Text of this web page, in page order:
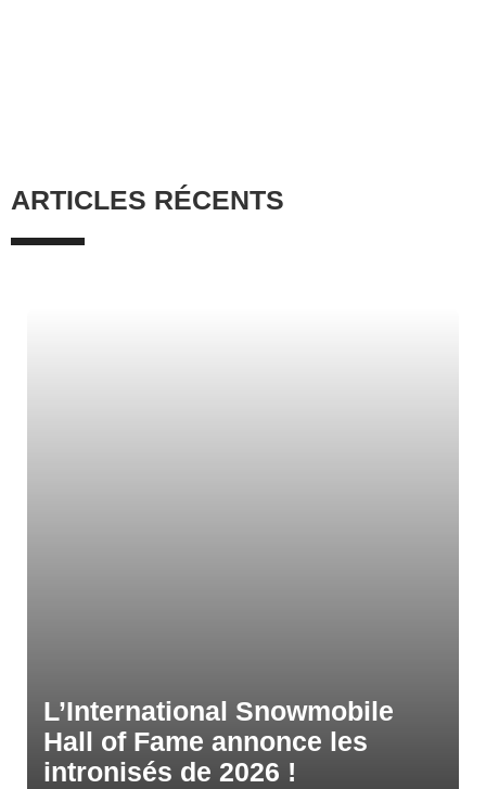
ARTICLES RÉCENTS
L’International Snowmobile
Hall of Fame annonce les
intronisés de 2026 !